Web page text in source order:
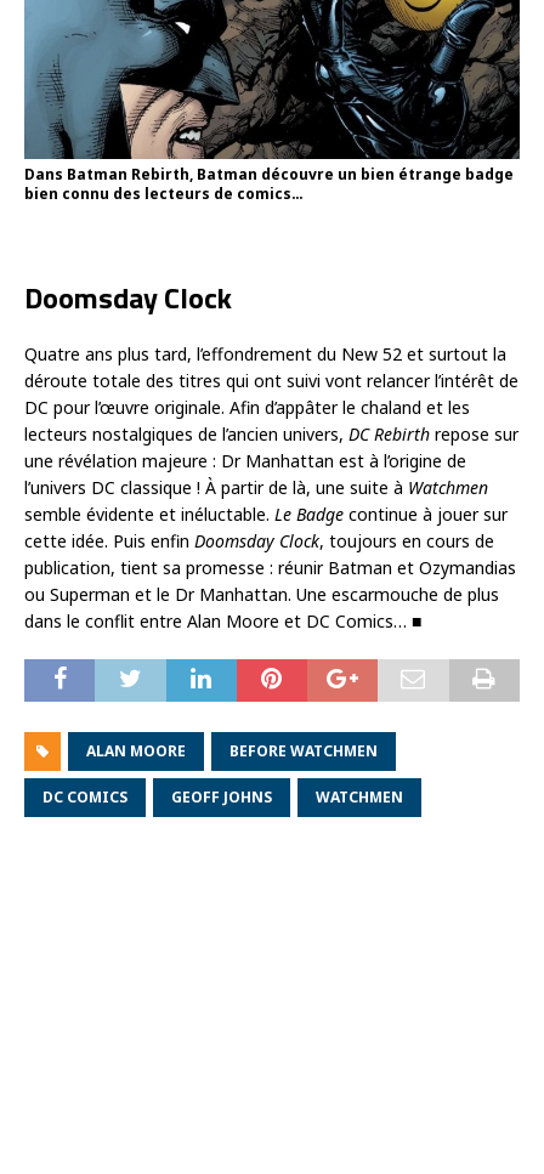
Dans Batman Rebirth, Batman découvre un bien étrange badge
bien connu des lecteurs de comics…
Doomsday Clock
Quatre ans plus tard, l’effondrement du New 52 et surtout la
déroute totale des titres qui ont suivi vont relancer l’intérêt de
DC pour l’œuvre originale. Afin d’appâter le chaland et les
lecteurs nostalgiques de l’ancien univers, DC Rebirth repose sur
une révélation majeure : Dr Manhattan est à l’origine de
l’univers DC classique ! À partir de là, une suite à Watchmen
semble évidente et inéluctable. Le Badge continue à jouer sur
cette idée. Puis enfin Doomsday Clock, toujours en cours de
publication, tient sa promesse : réunir Batman et Ozymandias
ou Superman et le Dr Manhattan. Une escarmouche de plus
dans le conflit entre Alan Moore et DC Comics… ■
ALAN MOORE BEFORE WATCHMEN
DC COMICS GEOFF JOHNS WATCHMEN